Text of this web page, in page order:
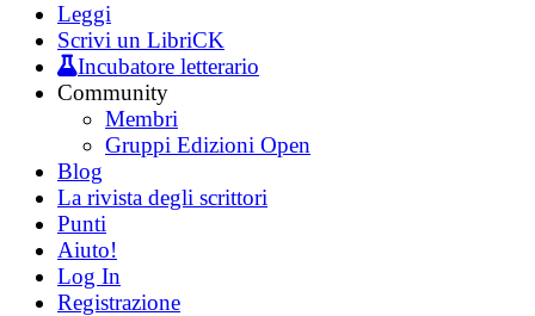
Leggi
Scrivi un LibriCK
Incubatore letterario
Community
Membri
Gruppi Edizioni Open
Blog
La rivista degli scrittori
Punti
Aiuto!
Log In
Registrazione